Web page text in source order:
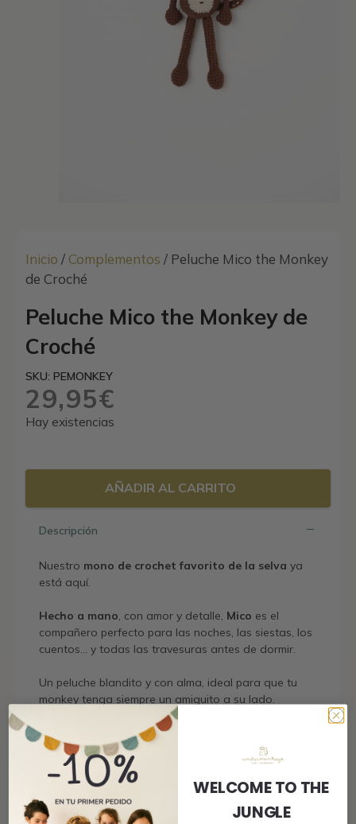
Inicio / Complementos / Peluche Mico the Monkey
de Croché
Peluche Mico the Monkey de
Croché
SKU: PEMONKEY
29,95€
Hay existencias
AÑADIR AL CARRITO
Descripción
Nuestro mono de crochet favorito de la selva ya
está aquí.
Hecho a mano, con amor y detalle, Mico es el
compañero perfecto para las noches, las siestas, los
cuentos… y todas las travesuras antes de dormir.
Un peluche blandito y con alma, ideal para que tu
monkey tenga siempre un amiguito a su lado.
Un compañero fiel de viajes nocturnos y
sueños salvajes.
Bienvenidos a la jungla (con Mico incluido).
WELCOME TO THE
JUNGLE